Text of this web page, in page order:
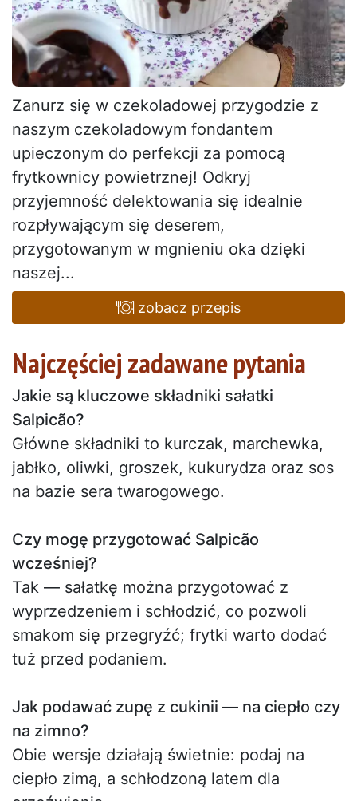
Zanurz się w czekoladowej przygodzie z
naszym czekoladowym fondantem
upieczonym do perfekcji za pomocą
frytkownicy powietrznej! Odkryj
przyjemność delektowania się idealnie
rozpływającym się deserem,
przygotowanym w mgnieniu oka dzięki
naszej...
zobacz przepis
Najczęściej zadawane pytania
Jakie są kluczowe składniki sałatki
Salpicão?
Główne składniki to kurczak, marchewka,
jabłko, oliwki, groszek, kukurydza oraz sos
na bazie sera twarogowego.
Czy mogę przygotować Salpicão
wcześniej?
Tak — sałatkę można przygotować z
wyprzedzeniem i schłodzić, co pozwoli
smakom się przegryźć; frytki warto dodać
tuż przed podaniem.
Jak podawać zupę z cukinii — na ciepło czy
na zimno?
Obie wersje działają świetnie: podaj na
ciepło zimą, a schłodzoną latem dla